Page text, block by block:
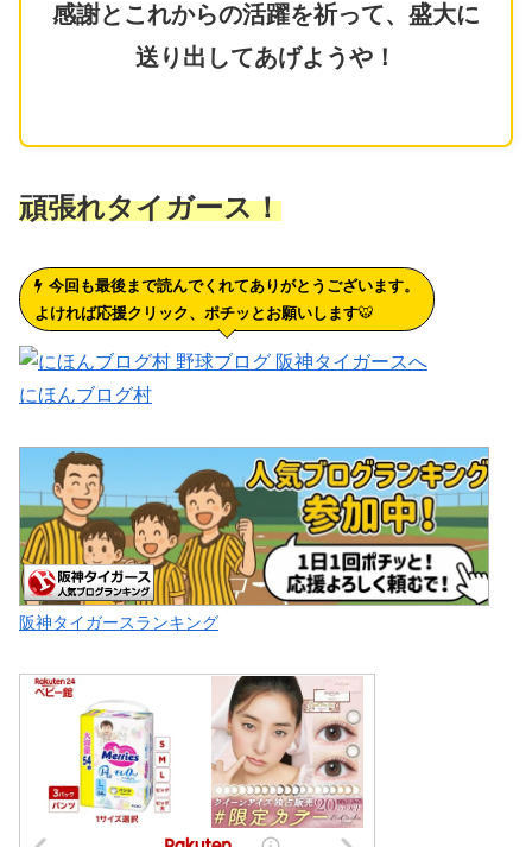
感謝とこれからの活躍を祈って、盛大に
送り出してあげようや！
頑張れタイガース！
今回も最後まで読んでくれてありがとうございます。
よければ応援クリック、ポチッとお願いします🐯
にほんブログ村
阪神タイガースランキング